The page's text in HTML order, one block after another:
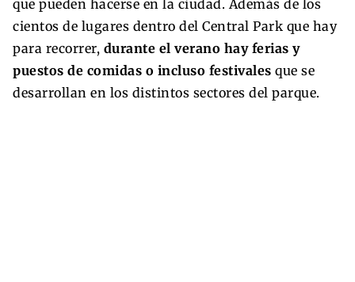
que pueden hacerse en la ciudad. Además de los
cientos de lugares dentro del Central Park que hay
para recorrer, durante el verano hay ferias y
puestos de comidas o incluso festivales que se
desarrollan en los distintos sectores del parque.